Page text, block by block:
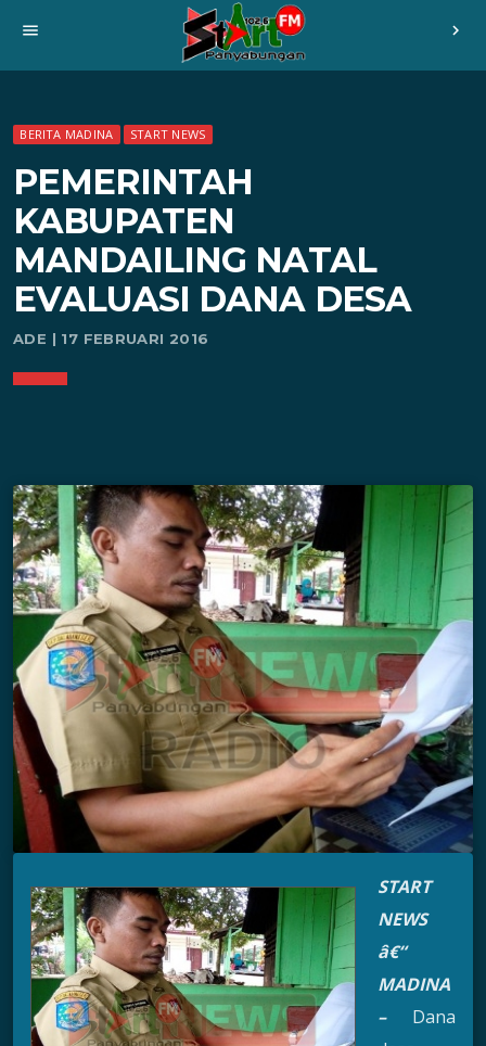
menu chevron_right
BERITA MADINA START NEWS
PEMERINTAH
KABUPATEN
MANDAILING NATAL
EVALUASI DANA DESA
ADE | 17 FEBRUARI 2016
START
NEWS
â€“
MADINA
–Dana